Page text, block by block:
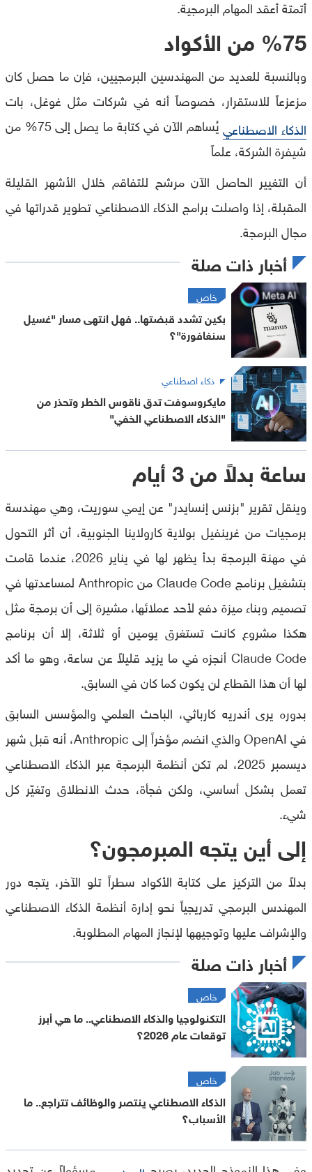
أتمتة أعقد المهام البرمجية.
%75 من الأكواد
وبالنسبة للعديد من المهندسين البرمجيين، فإن ما حصل كان
مزعزعاً للاستقرار، خصوصاً أنه في شركات مثل غوغل، بات
الذكاء الاصطناعي
يُساهم الآن في كتابة ما يصل إلى 75% من
شيفرة الشركة، علماً
أن التغيير الحاصل الآن مرشح للتفاقم خلال الأشهر القليلة
المقبلة، إذا واصلت برامج الذكاء الاصطناعي تطوير قدراتها في
مجال البرمجة.
أخبار ذات صلة
خاص
بكين تشدد قبضتها.. فهل انتهى مسار "غسيل
سنغافورة"؟
ذكاء اصطناعي
مايكروسوفت تدق ناقوس الخطر وتحذر من
"الذكاء الاصطناعي الخفي"
ساعة بدلاً من 3 أيام
وينقل تقرير "بزنس إنسايدر" عن إيمي سوريت، وهي مهندسة
برمجيات من غرينفيل بولاية كارولاينا الجنوبية، أن أثر التحول
في مهنة البرمجة بدأ يظهر لها في يناير 2026، عندما قامت
بتشغيل برنامج Claude Code من Anthropic لمساعدتها في
تصميم وبناء ميزة دفع لأحد عملائها، مشيرة إلى أن برمجة مثل
هكذا مشروع كانت تستغرق يومين أو ثلاثة، إلا أن برنامج
Claude Code أنجزه في ما يزيد قليلاً عن ساعة، وهو ما أكد
لها أن هذا القطاع لن يكون كما كان في السابق.
بدوره يرى أندريه كارباثي، الباحث العلمي والمؤسس السابق
في OpenAI والذي انضم مؤخراً إلى Anthropic، أنه قبل شهر
ديسمبر 2025، لم تكن أنظمة البرمجة عبر الذكاء الاصطناعي
تعمل بشكل أساسي، ولكن فجأة، حدث الانطلاق وتغيّر كل
شيء.
إلى أين يتجه المبرمجون؟
بدلاً من التركيز على كتابة الأكواد سطراً تلو الآخر، يتجه دور
المهندس البرمجي تدريجياً نحو إدارة أنظمة الذكاء الاصطناعي
والإشراف عليها وتوجيهها لإنجاز المهام المطلوبة.
أخبار ذات صلة
خاص
التكنولوجيا والذكاء الاصطناعي.. ما هي أبرز
توقعات عام 2026؟
خاص
الذكاء الاصطناعي ينتصر والوظائف تتراجع.. ما
الأسباب؟